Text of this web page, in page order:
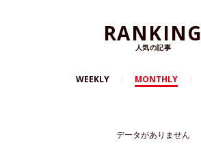
RANKING
人気の記事
WEEKLY MONTHLY
データがありません